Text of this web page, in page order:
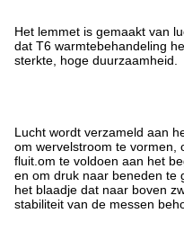
Het lemmet is gemaakt van
dat T6 warmtebehandeling
sterkte, hoge duurzaamheid.
Lucht wordt verzameld aan
om wervelstroom te vormen,
fluit.om te voldoen aan het
en om druk naar beneden te
het blaadje dat naar boven
stabiliteit van de messen